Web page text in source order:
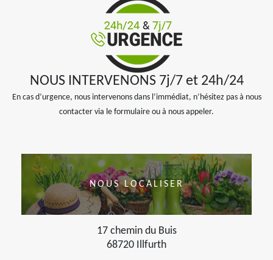
NOUS INTERVENONS 7j/7 et 24h/24
En cas d’urgence, nous intervenons dans l’immédiat, n’hésitez pas à nous
contacter via le formulaire ou à nous appeler.
NOUS LOCALISER
17 chemin du Buis
68720 Illfurth